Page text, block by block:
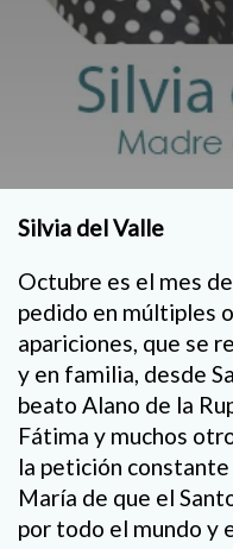
Silvia del Valle
Octubre es el mes
pedido en múltiples
apariciones, que se
y en familia, desde
beato Alano de la
Fátima y muchos
la petición
María de que el
por todo el mundo y